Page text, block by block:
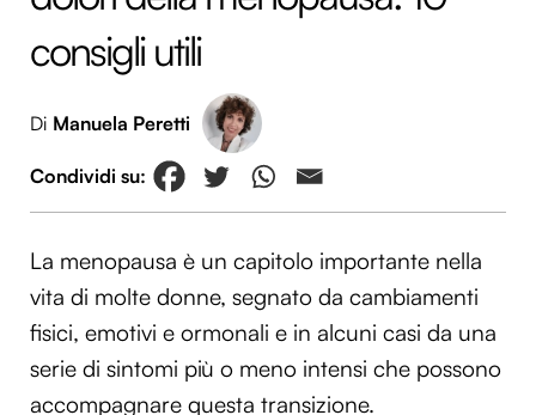
consigli utili
Di Manuela Peretti
La menopausa è un capitolo importante nella
vita di molte donne, segnato da cambiamenti
fisici, emotivi e ormonali e in alcuni casi da una
serie di sintomi più o meno intensi che possono
accompagnare questa transizione.